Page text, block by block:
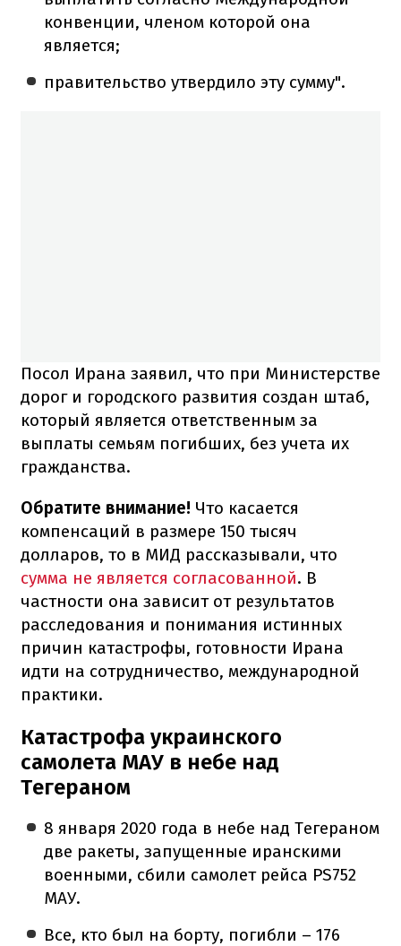
конвенции, членом которой она
является;
правительство утвердило эту сумму".
Посол Ирана заявил, что при Министерстве
дорог и городского развития создан штаб,
который является ответственным за
выплаты семьям погибших, без учета их
гражданства.
Обратите внимание! Что касается
компенсаций в размере 150 тысяч
долларов, то в МИД рассказывали, что
сумма не является согласованной. В
частности она зависит от результатов
расследования и понимания истинных
причин катастрофы, готовности Ирана
идти на сотрудничество, международной
практики.
Катастрофа украинского
самолета МАУ в небе над
Тегераном
8 января 2020 года в небе над Тегераном
две ракеты, запущенные иранскими
военными, сбили самолет рейса PS752
МАУ.
Все, кто был на борту, погибли – 176